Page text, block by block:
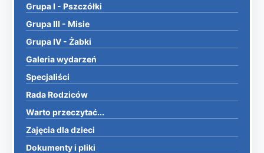
Grupa I - Pszczółki
Grupa III - Misie
Grupa IV - Żabki
Galeria wydarzeń
Specjaliści
Rada Rodziców
Warto przeczytać...
Zajęcia dla dzieci
Dokumenty i pliki